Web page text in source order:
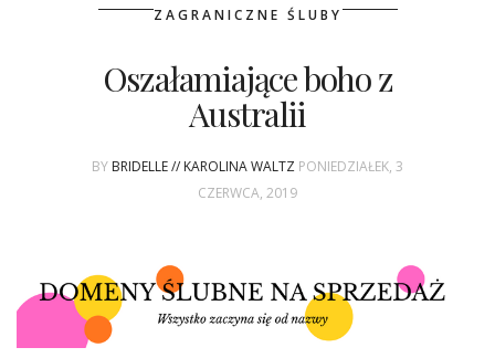
{HOT SEXY BEST}
ZAGRANICZNE ŚLUBY
Oszałamiające boho z
Australii
BY BRIDELLE // KAROLINA WALTZ PONIEDZIAŁEK, 3
CZERWCA, 2019